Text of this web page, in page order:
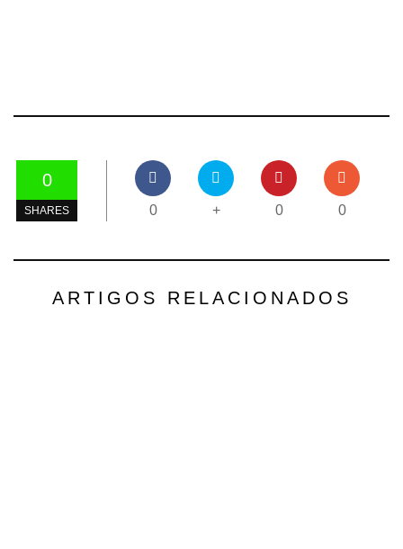
0
SHARES 0 + 0 0
ARTIGOS RELACIONADOS